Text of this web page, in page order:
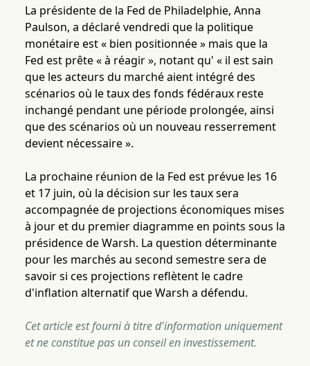
La présidente de la Fed de Philadelphie, Anna
Paulson, a déclaré vendredi que la politique
monétaire est « bien positionnée » mais que la
Fed est prête « à réagir », notant qu' « il est sain
que les acteurs du marché aient intégré des
scénarios où le taux des fonds fédéraux reste
inchangé pendant une période prolongée, ainsi
que des scénarios où un nouveau resserrement
devient nécessaire ».
La prochaine réunion de la Fed est prévue les 16
et 17 juin, où la décision sur les taux sera
accompagnée de projections économiques mises
à jour et du premier diagramme en points sous la
présidence de Warsh. La question déterminante
pour les marchés au second semestre sera de
savoir si ces projections reflètent le cadre
d'inflation alternatif que Warsh a défendu.
Cet article est fourni à titre d'information uniquement
et ne constitue pas un conseil en investissement.